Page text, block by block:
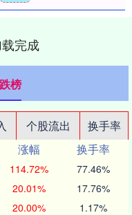
完成
榜
个股流出
换手率
涨幅
换手率
114.72% 77.46%
20.01% 17.76%
20.00% 1.17%